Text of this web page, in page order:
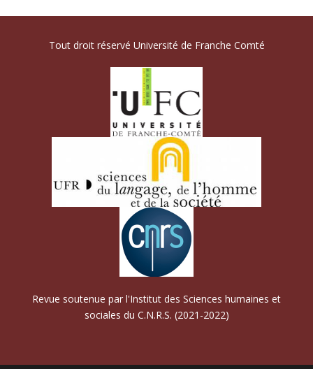
Tout droit réservé Université de Franche Comté
Revue soutenue par l'Institut des Sciences humaines et
sociales du C.N.R.S. (2021-2022)